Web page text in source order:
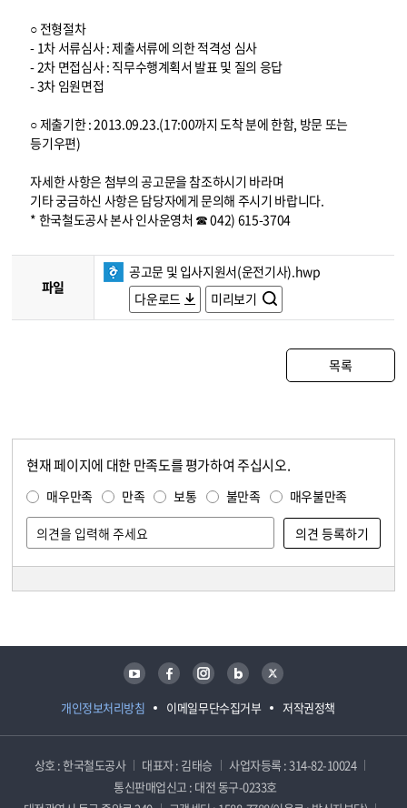
○ 전형절차
- 1차 서류심사 : 제출서류에 의한 적격성 심사
- 2차 면접심사 : 직무수행계획서 발표 및 질의 응답
- 3차 임원면접
○ 제출기한 : 2013.09.23.(17:00까지 도착 분에 한함, 방문 또는
등기우편)
자세한 사항은 첨부의 공고문을 참조하시기 바라며
기타 궁금하신 사항은 담당자에게 문의해 주시기 바랍니다.
* 한국철도공사 본사 인사운영처 ☎ 042) 615-3704
파일
공고문 및 입사지원서(운전기사).hwp
다운로드
미리보기
목록
현재 페이지에 대한 만족도를 평가하여 주십시오.
매우만족 만족 보통 불만족 매우불만족
개인정보처리방침 이메일무단수집거부 저작권정책
유튜브 페이스북 인스타그램 블로그 트위터
상호 : 한국철도공사 대표자 : 김태승
사업자등록 : 314-82-10024
통신판매업신고 : 대전 동구-0233호